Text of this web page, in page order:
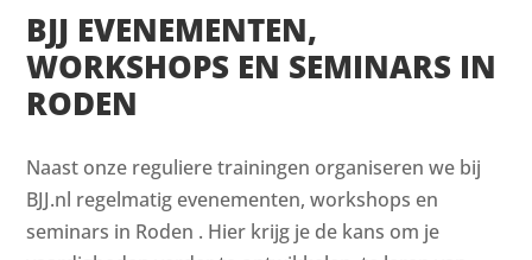
BJJ EVENEMENTEN,
WORKSHOPS EN SEMINARS IN
RODEN
Naast onze reguliere trainingen organiseren we bij
BJJ.nl regelmatig evenementen, workshops en
seminars in Roden . Hier krijg je de kans om je